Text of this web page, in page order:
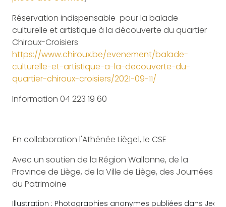
Réservation indispensable pour la balade
culturelle et artistique à la découverte du quartier
Chiroux-Croisiers
https://www.chiroux.be/evenement/balade-
culturelle-et-artistique-a-la-decouverte-du-
quartier-chiroux-croisiers/2021-09-11/
Information 04 223 19 60
En collaboration l'Athénée Liège1, le CSE
Avec un soutien de la Région Wallonne, de la
Province de Liège, de la Ville de Liège, des Journées
du Patrimoine
Illustration : Photographies anonymes publiées dans Jean